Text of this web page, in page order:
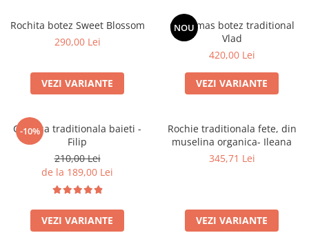
Rochita botez Sweet Blossom
290,00 Lei
VEZI VARIANTE
NOU
Costumas botez traditional
Vlad
420,00 Lei
VEZI VARIANTE
-10%
Camasa traditionala baieti -
Filip
210,00 Lei
de la 189,00 Lei
VEZI VARIANTE
Rochie traditionala fete, din
muselina organica- Ileana
345,71 Lei
VEZI VARIANTE